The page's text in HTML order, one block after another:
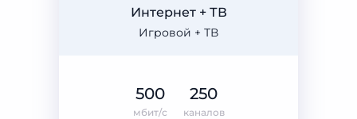
Игровой + ТВ
Интернет + ТВ
500
мбит/с
250
каналов